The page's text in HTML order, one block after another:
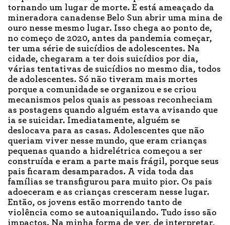
tornando um lugar de morte. E está ameaçado da
mineradora canadense Belo Sun abrir uma mina de
ouro nesse mesmo lugar. Isso chega ao ponto de,
no começo de 2020, antes da pandemia começar,
ter uma série de suicídios de adolescentes. Na
cidade, chegaram a ter dois suicídios por dia,
várias tentativas de suicídios no mesmo dia, todos
de adolescentes. Só não tiveram mais mortes
porque a comunidade se organizou e se criou
mecanismos pelos quais as pessoas reconheciam
as postagens quando alguém estava avisando que
ia se suicidar. Imediatamente, alguém se
deslocava para as casas. Adolescentes que não
queriam viver nesse mundo, que eram crianças
pequenas quando a hidrelétrica começou a ser
construída e eram a parte mais frágil, porque seus
pais ficaram desamparados. A vida toda das
famílias se transfigurou para muito pior. Os pais
adoeceram e as crianças cresceram nesse lugar.
Então, os jovens estão morrendo tanto de
violência como se autoaniquilando. Tudo isso são
impactos. Na minha forma de ver, de interpretar,